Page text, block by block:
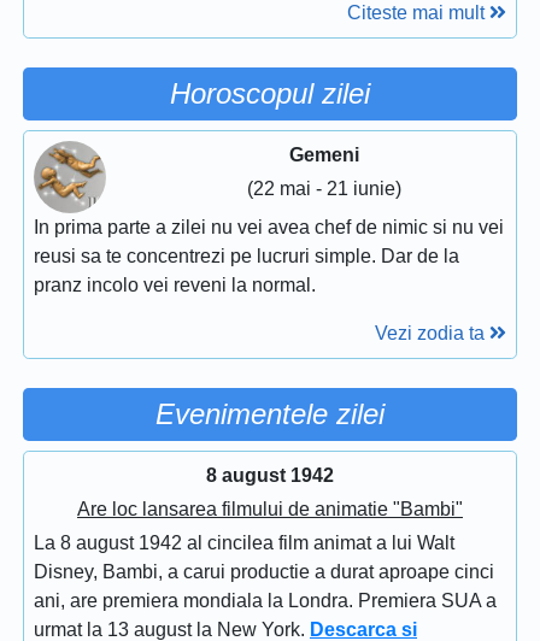
Citeste mai mult
Horoscopul zilei
Gemeni
(22 mai - 21 iunie)
In prima parte a zilei nu vei avea chef de nimic si nu vei
reusi sa te concentrezi pe lucruri simple. Dar de la
pranz incolo vei reveni la normal.
Vezi zodia ta
Evenimentele zilei
8 august 1942
Are loc lansarea filmului de animatie "Bambi"
La 8 august 1942 al cincilea film animat a lui Walt
Disney, Bambi, a carui productie a durat aproape cinci
ani, are premiera mondiala la Londra. Premiera SUA a
urmat la 13 august la New York. Descarca si